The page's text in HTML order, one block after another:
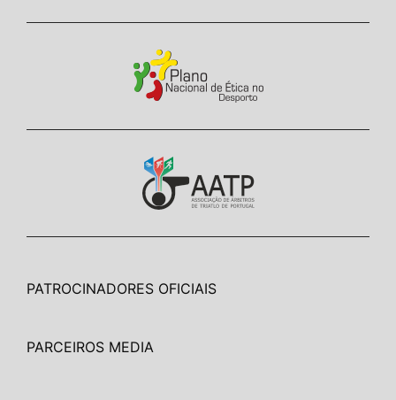
PATROCINADORES OFICIAIS
PARCEIROS MEDIA